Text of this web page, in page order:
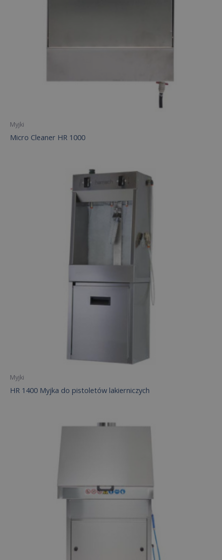
Myjki
Micro Cleaner HR 1000
Myjki
HR 1400 Myjka do pistoletów lakierniczych